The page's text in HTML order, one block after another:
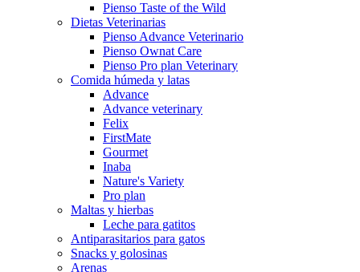
Pienso Taste of the Wild
Dietas Veterinarias
Pienso Advance Veterinario
Pienso Ownat Care
Pienso Pro plan Veterinary
Comida húmeda y latas
Advance
Advance veterinary
Felix
FirstMate
Gourmet
Inaba
Nature's Variety
Pro plan
Maltas y hierbas
Leche para gatitos
Antiparasitarios para gatos
Snacks y golosinas
Arenas